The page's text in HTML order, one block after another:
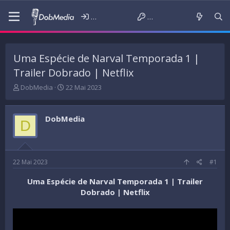
Iniciar sessão Criar conta
Uma Espécie de Narval Temporada 1 |
Trailer Dobrado | Netflix
T
r
e
a
d
t
a
r
DobMedia
D
t
a
d
n
c
i
22 Mai 2023
D DobMedia
22 Mai 2023 #1
Uma Espécie de Narval Temporada 1 | Trailer
Dobrado | Netflix